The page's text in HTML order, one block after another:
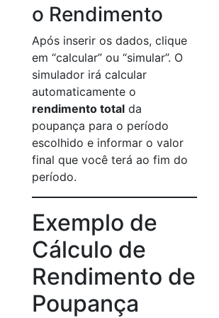
o Rendimento
Após inserir os dados, clique
em “calcular” ou “simular”. O
simulador irá calcular
automaticamente o
rendimento total da
poupança para o período
escolhido e informar o valor
final que você terá ao fim do
período.
Exemplo de
Cálculo de
Rendimento de
Poupança